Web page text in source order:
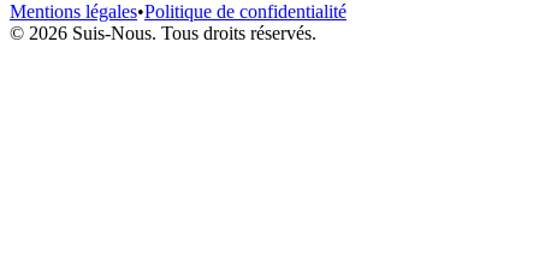
Mentions légales•Politique de confidentialité
© 2026 Suis-Nous. Tous droits réservés.